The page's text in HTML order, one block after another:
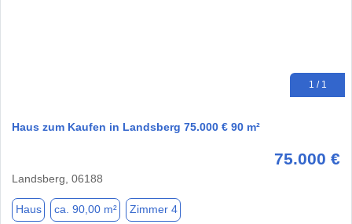
1 / 1
Haus zum Kaufen in Landsberg 75.000 € 90 m²
75.000 €
Landsberg, 06188
Haus ca. 90,00 m² Zimmer 4